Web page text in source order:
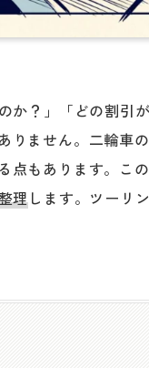
か？」「どの割引
りません。二輪車
もあります。この
理します。ツーリ